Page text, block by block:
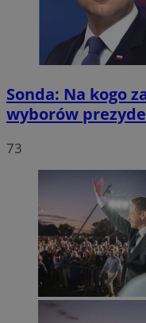
Sonda: Na kogo
wyborów
73